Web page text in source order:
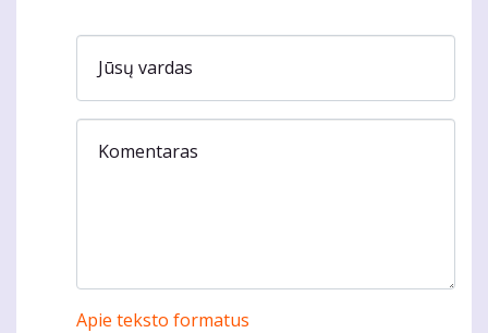
Jūsų vardas
Komentaras
Apie teksto formatus